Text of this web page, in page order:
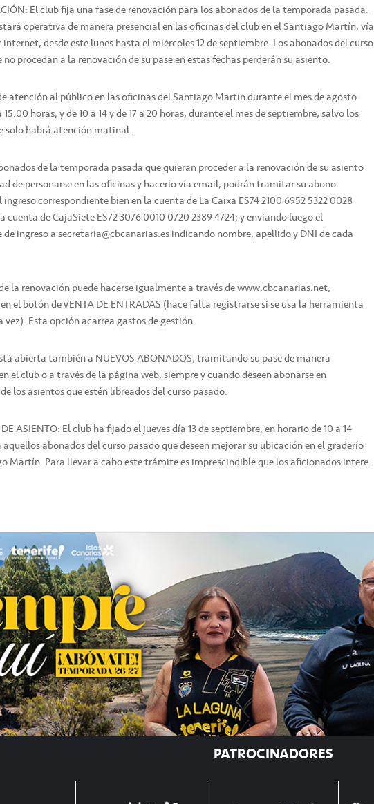
El club fija una fase de renovación para los abonados de la temporada pasada.
operativa de manera presencial en las oficinas del club en el Santiago Martín, vía
desde este lunes hasta el miércoles 12 de septiembre. Los abonados del curso
no procedan a la renovación de su pase en estas fechas perderán su asiento.
atención al público en las oficinas del Santiago Martín durante el mes de agosto
15:00 horas; y de 10 a 14 y de 17 a 20 horas, durante el mes de septiembre, salvo los
solo habrá atención matinal.
de la temporada pasada que quieran proceder a la renovación de su asiento
de personarse en las oficinas y hacerlo vía email, podrán tramitar su abono
correspondiente bien en la cuenta de La Caixa ES74 2100 6952 5322 0028
cuenta de CajaSiete ES72 3076 0010 0720 2389 4724; y enviando luego el
ingreso a secretaria@cbcanarias.es indicando nombre, apellido y DNI de cada
la renovación puede hacerse igualmente a través de www.cbcanarias.net,
el botón de VENTA DE ENTRADAS (hace falta registrarse si se usa la herramienta
vez). Esta opción acarrea gastos de gestión.
abierta también a NUEVOS ABONADOS, tramitando su pase de manera
el club o a través de la página web, siempre y cuando deseen abonarse en
los asientos que estén libreados del curso pasado.
ASIENTO: El club ha fijado el jueves día 13 de septiembre, en horario de 10 a 14
aquellos abonados del curso pasado que deseen mejorar su ubicación en el graderío
Martín. Para llevar a cabo este trámite es imprescindible que los aficionados intere
PATROCINADORES